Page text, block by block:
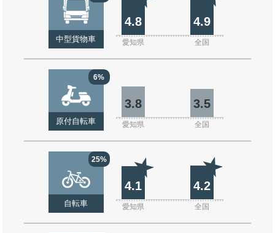
中型貨物車
4.8 4.9
愛知県 全国
6%
原付自転車
3.8 3.5
愛知県 全国
25%
自転車
4.1 4.2
愛知県 全国